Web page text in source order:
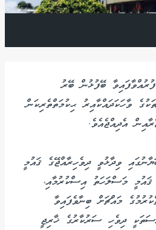
ބޭފުޅުން ބޭރު
ވާހަކަދައްކާއިރު ޙިކުމަތްތެރިކަން
އެދިއްޖެއެވެ.
ވިދާޅުވީ ދިވެހިރާއްޖޭގެ ޤައުމީ
މަސްލަހަތު އިސްކުރުމާއި،
މައްޗަށް ބިނާވެފައިވާ
ދިވެހި ސަރުކާރުގެ ޚާރިޖީ